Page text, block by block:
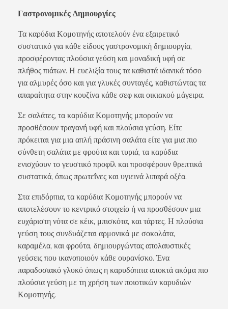
Γαστρονομικές Δημιουργίες
Τα καρύδια Κομοτηνής αποτελούν ένα εξαιρετικό
συστατικό για κάθε είδους γαστρονομική δημιουργία,
προσφέροντας πλούσια γεύση και μοναδική υφή σε
πλήθος πιάτων. Η ευελιξία τους τα καθιστά ιδανικά τόσο
για αλμυρές όσο και για γλυκές συνταγές, καθιστώντας τα
απαραίτητα στην κουζίνα κάθε σεφ και οικιακού μάγειρα.
Σε σαλάτες, τα καρύδια Κομοτηνής μπορούν να
προσθέσουν τραγανή υφή και πλούσια γεύση. Είτε
πρόκειται για μια απλή πράσινη σαλάτα είτε για μια πιο
σύνθετη σαλάτα με φρούτα και τυριά, τα καρύδια
ενισχύουν το γευστικό προφίλ και προσφέρουν θρεπτικά
συστατικά, όπως πρωτεΐνες και υγιεινά λιπαρά οξέα.
Στα επιδόρπια, τα καρύδια Κομοτηνής μπορούν να
αποτελέσουν το κεντρικό στοιχείο ή να προσθέσουν μια
ευχάριστη νότα σε κέικ, μπισκότα, και τάρτες. Η πλούσια
γεύση τους συνδυάζεται αρμονικά με σοκολάτα,
καραμέλα, και φρούτα, δημιουργώντας απολαυστικές
γεύσεις που ικανοποιούν κάθε ουρανίσκο. Ένα
παραδοσιακό γλυκό όπως η καρυδόπιτα αποκτά ακόμα πιο
πλούσια γεύση με τη χρήση των ποιοτικών καρυδιών
Κομοτηνής.